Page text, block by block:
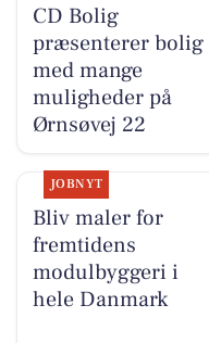
CD Bolig
præsenterer bolig
med mange
muligheder på
Ørnsøvej 22
JOBNYT
Bliv maler for
fremtidens
modulbyggeri i
hele Danmark